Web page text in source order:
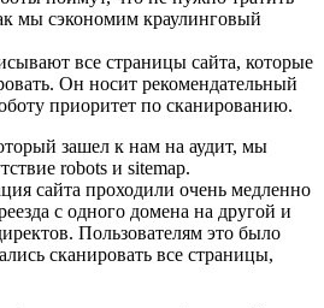
мы сэкономим краулинговый
все страницы сайта, которые
Он носит рекомендательный
приоритет по сканированию.
зашел к нам на аудит, мы
robots и sitemap.
сайта проходили очень медленно
с одного домена на другой и
Пользователям это было
сканировать все страницы,